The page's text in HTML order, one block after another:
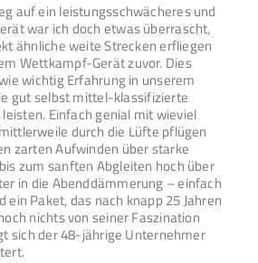
auf ein leistungsschwächeres und
war ich doch etwas überrascht,
ähnliche weite Strecken erfliegen
Wettkampf-Gerät zuvor. Dies
wichtig Erfahrung in unserem
gut selbst mittel-klassifizierte
Einfach genial mit wieviel
durch die Lüfte pflügen
zarten Aufwinden über starke
zum sanften Abgleiten hoch über
in die Abenddämmerung – einfach
ein Paket, das nach knapp 25 Jahren
nichts von seiner Faszination
sich der 48-jährige Unternehmer